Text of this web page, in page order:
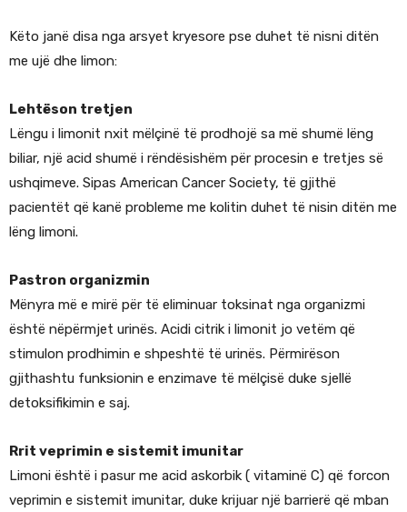
Këto janë disa nga arsyet kryesore pse duhet të nisni ditën
me ujë dhe limon:
Lehtëson tretjen
Lëngu i limonit nxit mëlçinë të prodhojë sa më shumë lëng
biliar, një acid shumë i rëndësishëm për procesin e tretjes së
ushqimeve. Sipas American Cancer Society, të gjithë
pacientët që kanë probleme me kolitin duhet të nisin ditën me
lëng limoni.
Pastron organizmin
Mënyra më e mirë për të eliminuar toksinat nga organizmi
është nëpërmjet urinës. Acidi citrik i limonit jo vetëm që
stimulon prodhimin e shpeshtë të urinës. Përmirëson
gjithashtu funksionin e enzimave të mëlçisë duke sjellë
detoksifikimin e saj.
Rrit veprimin e sistemit imunitar
Limoni është i pasur me acid askorbik ( vitaminë C) që forcon
veprimin e sistemit imunitar, duke krijuar një barrierë që mban